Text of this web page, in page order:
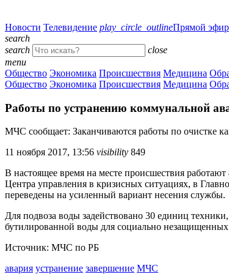
Новости Телевидение play_circle_outlineПрямой эфир
search
search
close
menu
Общество Экономика Происшествия Медицина
Общество Экономика Происшествия Медицина
Работы по устранению коммунальной
МЧС сообщает: Заканчиваются работы по очистке
11 ноября 2017, 13:56 visibility 849
В настоящее время на месте происшествия
Центра управления в кризисных ситуациях, в
переведены на усиленный вариант несения службы.
Для подвоза воды задействовано 30 единиц
бутилированной воды для социально
Источник: МЧС по РБ
авария устранение завершение МЧС